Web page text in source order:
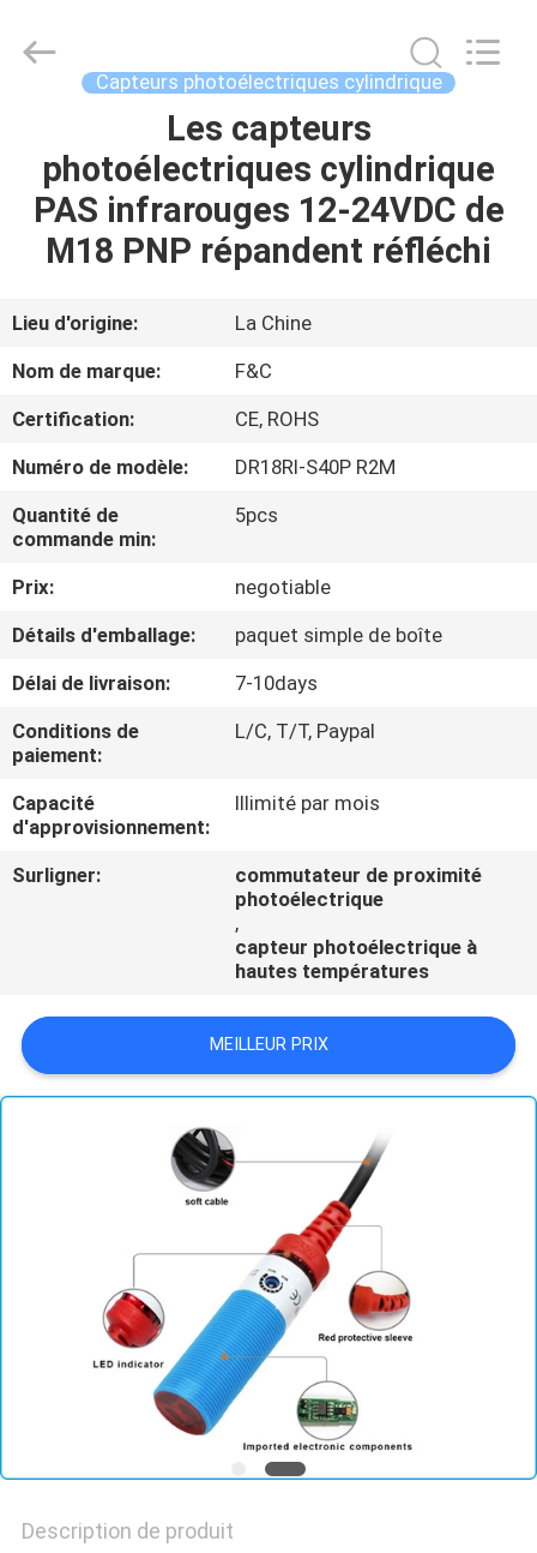
PRODUITS
SUJET
DE
NOUS
VISITE
D'USINE
CONTRÔLE
DE
QUALITÉ
CONTACTEZ-
NOUS
DEMANDEZ
NOUVELLES
Copyright
Reserved.
Capteurs photoélectriques cylindrique
Les capteurs
photoélectriques cylindrique
PAS infrarouges 12-24VDC de
M18 PNP répandent réfléchi
Lieu d'origine:
La Chine
Nom de marque:
F&C
Certification:
CE, ROHS
Numéro de modèle:
DR18RI-S40P R2M
Quantité de
commande min:
5pcs
Prix:
negotiable
Détails d'emballage:
paquet simple de boîte
Délai de livraison:
7-10days
Conditions de
paiement:
L/C, T/T, Paypal
Capacité
d'approvisionnement:
Illimité par mois
Surligner:
commutateur de proximité
photoélectrique
,
capteur photoélectrique à
hautes températures
MEILLEUR PRIX
Description de produit